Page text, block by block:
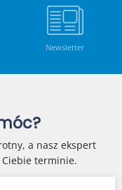
Newsletter
a nasz ekspert
terminie.